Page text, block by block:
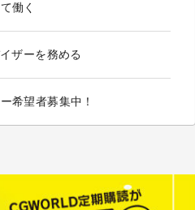
働く
ザーを務める
希望者募集中！